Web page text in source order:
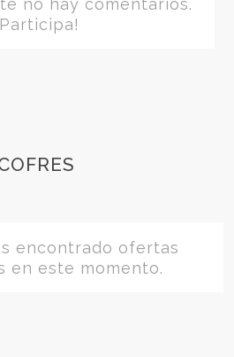
no hay comentarios.
encontrado ofertas
en este momento.